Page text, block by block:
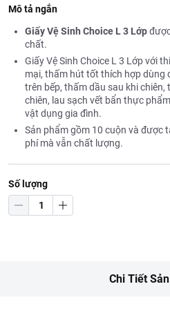
Mô tả ngắn
Giấy Vệ Sinh Choice L 3 Lớp
chất.
Giấy Vệ Sinh Choice L 3 Lớp với
mại, thấm hút tốt thích hợp dùng
trên bếp, thấm dầu sau khi
chiên, lau sạch vết bẩn thực
vật dụng gia đình.
Sản phẩm gồm 10 cuộn và được
phí mà vẫn chất lượng.
Số lượng
Chi Tiết